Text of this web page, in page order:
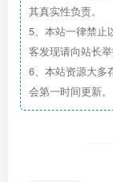
其真实性负责。
5、本站一律禁止
客发现请向站长
6、本站资源大多
会第一时间更新。